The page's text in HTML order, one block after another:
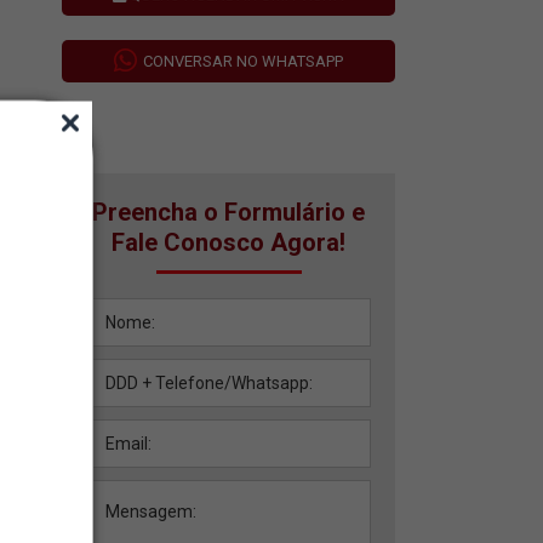
CONVERSAR NO WHATSAPP
Preencha o Formulário e
Fale Conosco Agora!